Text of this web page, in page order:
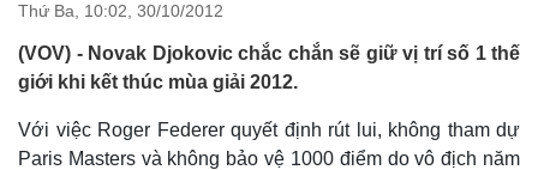
Nhận diện sự thật
Việc làm
Biển đảo
Thứ Ba, 10:02, 30/10/2012
(VOV) - Novak Djokovic chắc chắn sẽ giữ vị trí số 1 thế
giới khi kết thúc mùa giải 2012.
Với việc Roger Federer quyết định rút lui, không tham dự
Paris Masters và không bảo vệ 1000 điểm do vô địch năm